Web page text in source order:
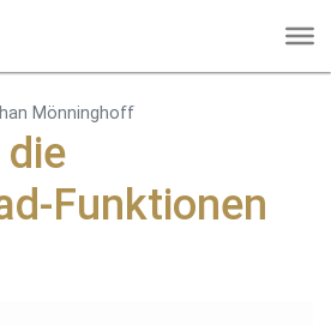
Mönninghoff
Funktionen